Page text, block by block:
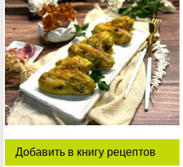
Добавить в книгу рецептов